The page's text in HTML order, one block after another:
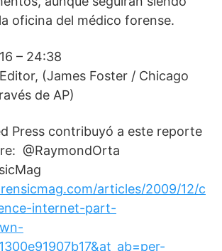
oficina del médico forense.
– 24:38
(James Foster / Chicago
de AP)
Press contribuyó a este reporte
@RaymondOrta
articles/2009/12/c
internet-part-